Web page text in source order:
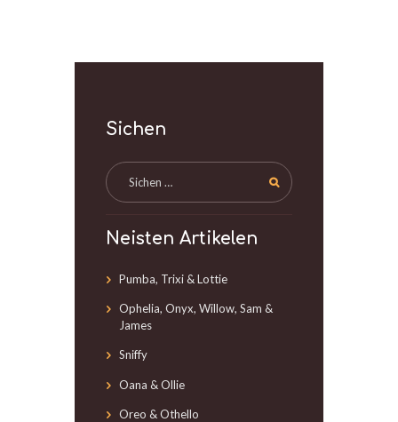
Sichen
Neisten Artikelen
Pumba, Trixi & Lottie
Ophelia, Onyx, Willow, Sam &
James
Sniffy
Oana & Ollie
Oreo & Othello